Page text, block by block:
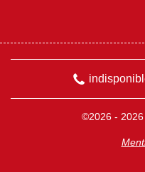
©2026 - 2026